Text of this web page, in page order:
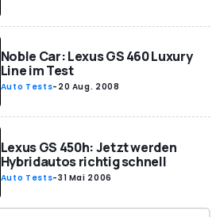
Noble Car: Lexus GS 460 Luxury
Line im Test
Auto Tests- 20 Aug. 2008
Lexus GS 450h: Jetzt werden
Hybridautos richtig schnell
Auto Tests-31 Mai 2006